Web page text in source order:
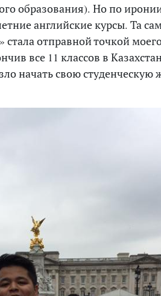
образования). Но по
английские курсы. Та
отправной точкой
все 11 классов в
начать свою студенческую